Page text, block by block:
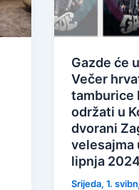
Gazde će
Večer
tamburice
održati u
dvorani
velesajma
lipnja
Srijeda, 1.